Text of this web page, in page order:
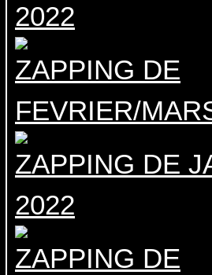
2022
ZAPPING DE
FEVRIER/
ZAPPING DE
2022
ZAPPING DE